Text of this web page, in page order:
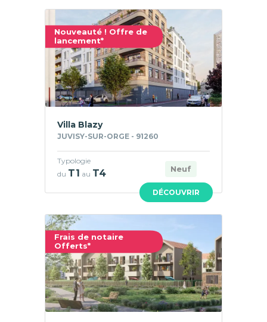
Nouveauté ! Offre de
lancement*
DÉCOUVRIR
Villa Blazy
JUVISY-SUR-ORGE - 91260
Neuf
Typologie
du T1 au T4
Frais de notaire
Offerts*